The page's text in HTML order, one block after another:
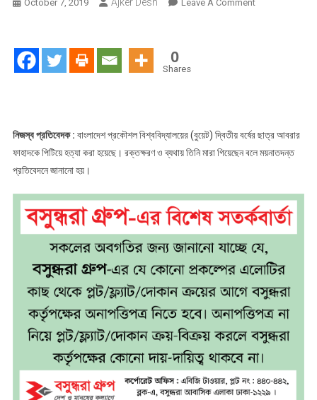
October 7, 2019 Leave A Comment
0
Shares
নিজস্ব প্রতিবেদক : বাংলাদেশ প্রকৌশল বিশ্ববিদ্যালয়ের (বুয়েট) দ্বিতীয় বর্ষের ছাত্র আবরার
ফাহাদকে পিটিয়ে হত্যা করা হয়েছে। রক্তক্ষরণ ও ব্যথায় তিনি মারা গিয়েছেন বলে ময়নাতদন্ত
প্রতিবেদনে জানানো হয়।